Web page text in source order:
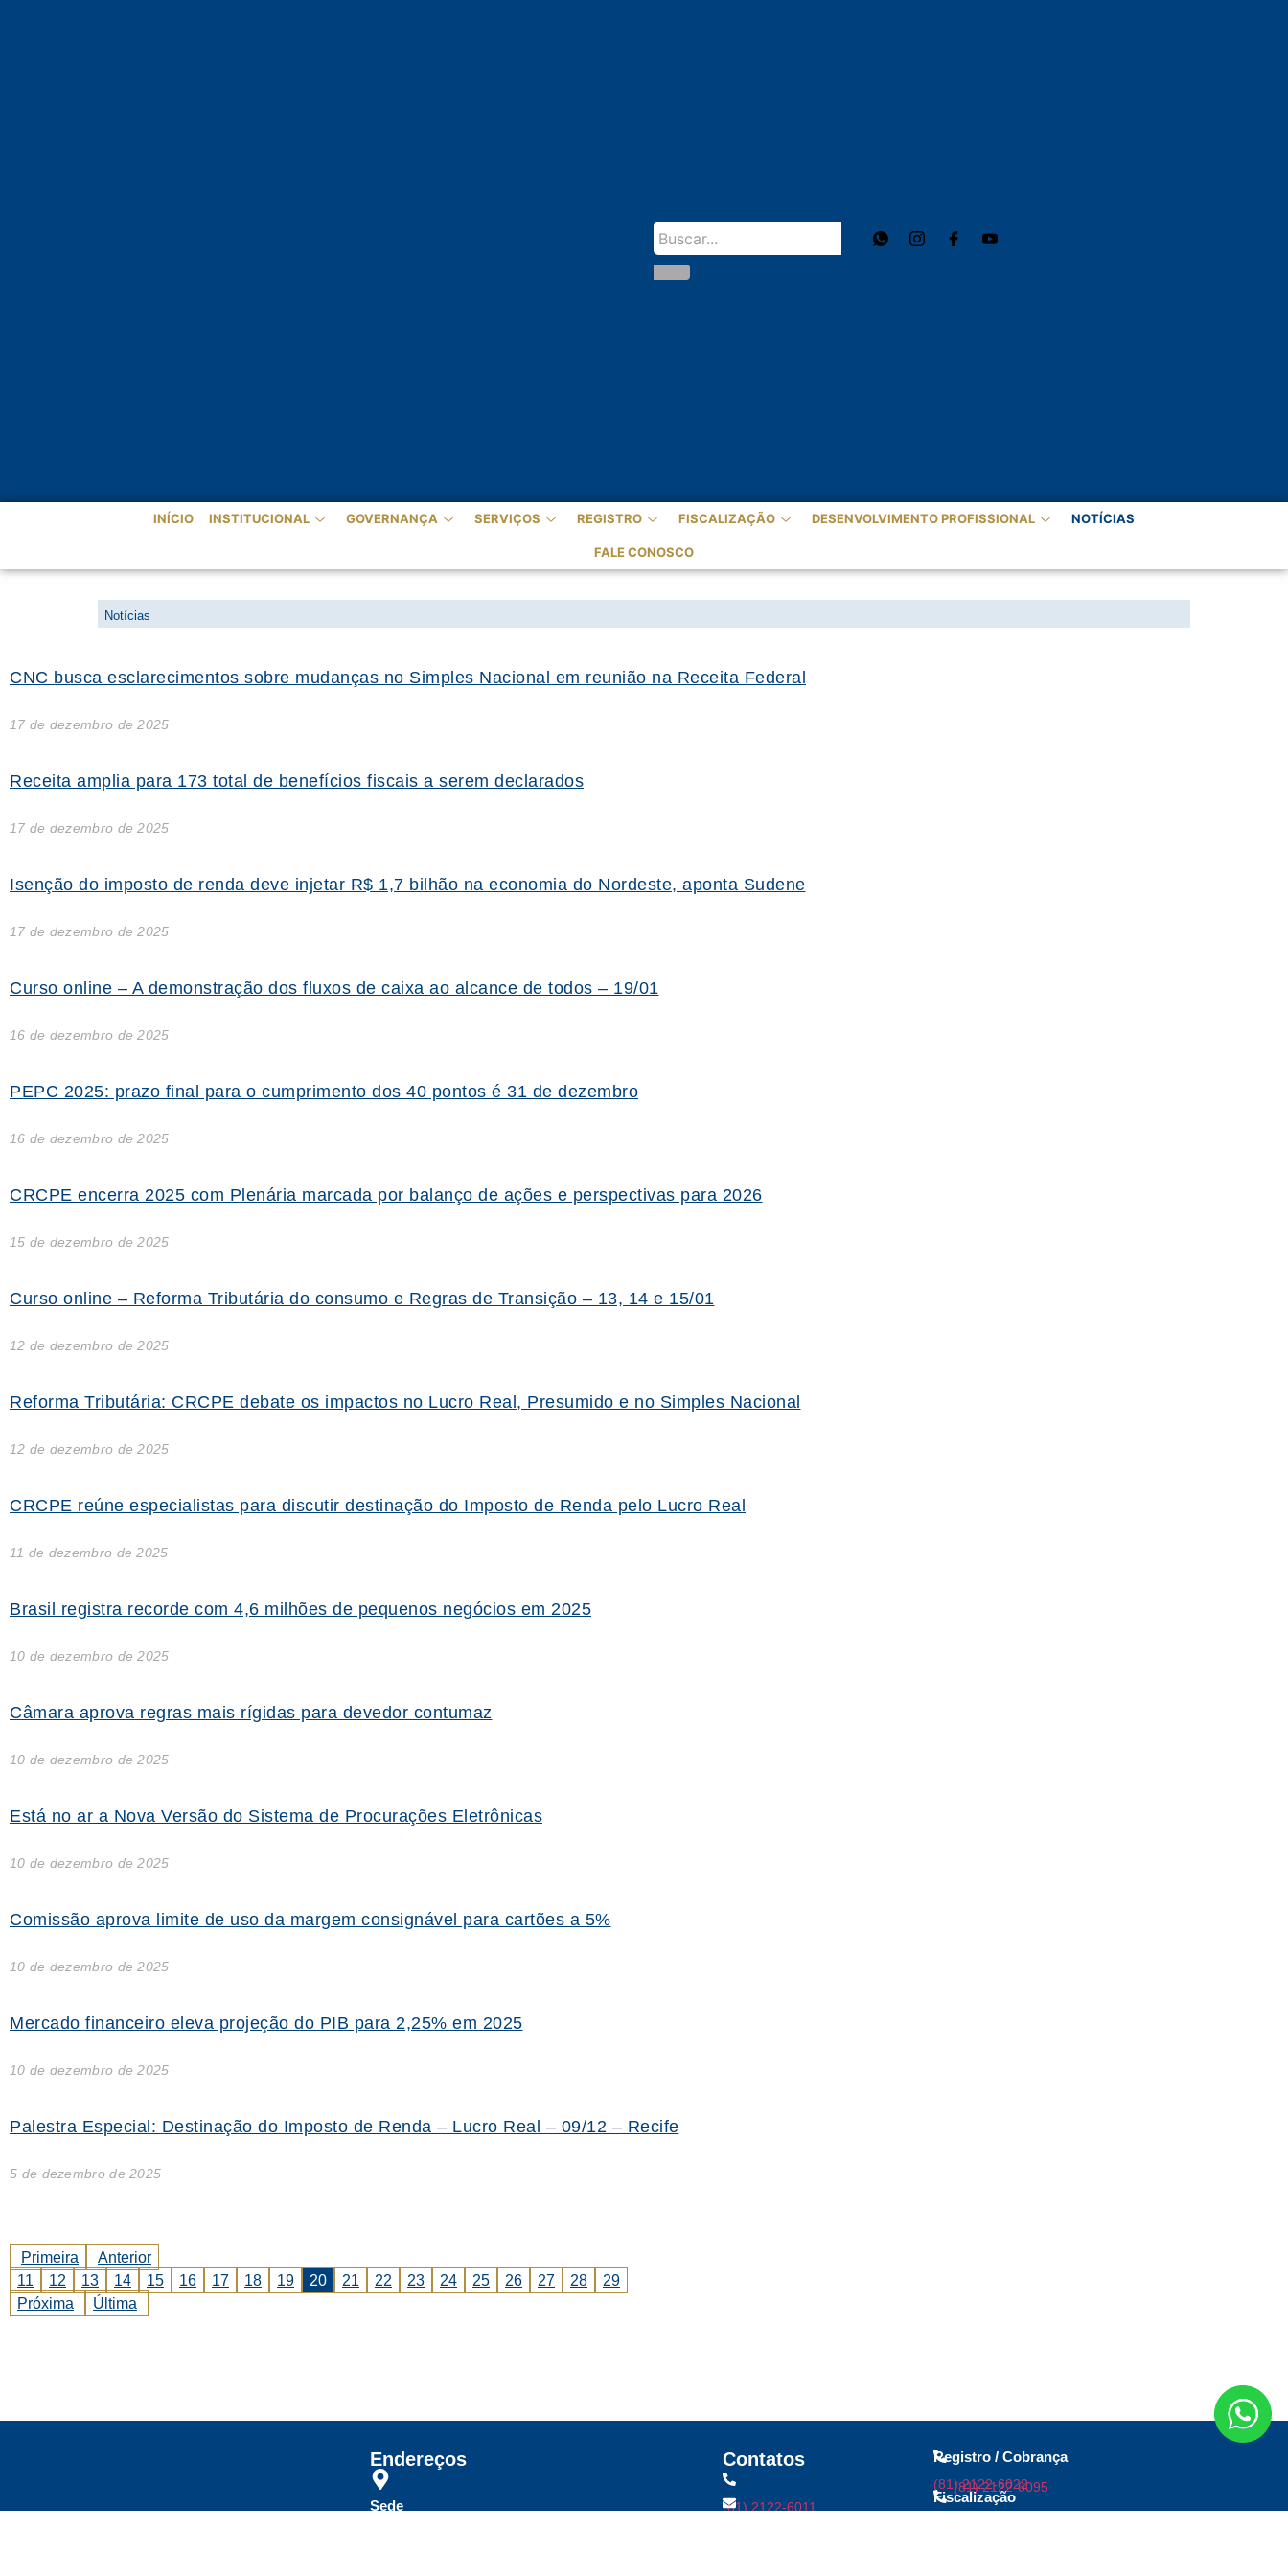
INÍCIO INSTITUCIONAL GOVERNANÇA SERVIÇOS REGISTRO FISCALIZAÇÃO DESENVOLVIMENTO PROFISSIONAL NOTÍCIAS
FALE CONOSCO
NOTÍCIAS
Notícias
CNC busca esclarecimentos sobre mudanças no Simples Nacional em reunião na Receita Federal
17 de dezembro de 2025
Receita amplia para 173 total de benefícios fiscais a serem declarados
17 de dezembro de 2025
Isenção do imposto de renda deve injetar R$ 1,7 bilhão na economia do Nordeste, aponta Sudene
17 de dezembro de 2025
Curso online – A demonstração dos fluxos de caixa ao alcance de todos – 19/01
16 de dezembro de 2025
PEPC 2025: prazo final para o cumprimento dos 40 pontos é 31 de dezembro
16 de dezembro de 2025
CRCPE encerra 2025 com Plenária marcada por balanço de ações e perspectivas para 2026
15 de dezembro de 2025
Curso online – Reforma Tributária do consumo e Regras de Transição – 13, 14 e 15/01
12 de dezembro de 2025
Reforma Tributária: CRCPE debate os impactos no Lucro Real, Presumido e no Simples Nacional
12 de dezembro de 2025
CRCPE reúne especialistas para discutir destinação do Imposto de Renda pelo Lucro Real
11 de dezembro de 2025
Brasil registra recorde com 4,6 milhões de pequenos negócios em 2025
10 de dezembro de 2025
Câmara aprova regras mais rígidas para devedor contumaz
10 de dezembro de 2025
Está no ar a Nova Versão do Sistema de Procurações Eletrônicas
10 de dezembro de 2025
Comissão aprova limite de uso da margem consignável para cartões a 5%
10 de dezembro de 2025
Mercado financeiro eleva projeção do PIB para 2,25% em 2025
10 de dezembro de 2025
Palestra Especial: Destinação do Imposto de Renda – Lucro Real – 09/12 – Recife
5 de dezembro de 2025
Primeira
Anterior
11
12 13 14 15 16 17 18 19 20 21 22 23 24 25 26 27 28
29
Próxima
Última
Endereços
Sede
Contatos
(81) 2122-6011
Registro / Cobrança
(81) 2122-6022
(81) 2122-6095
Fiscalização